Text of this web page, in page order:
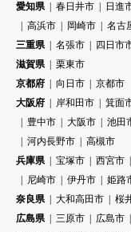
愛知県
春日井市 日進
高浜市
岡崎市 名古
三重県
名張市 四日市
滋賀県
栗東市
京都府
向日市
京都市
大阪府
岸和田市 箕面
豊中市
大阪市 池田
河内長野市
高槻市
兵庫県
宝塚市 西宮市
尼崎市
伊丹市 姫路
奈良県
大和高田市 桜
広島県
三原市 広島市